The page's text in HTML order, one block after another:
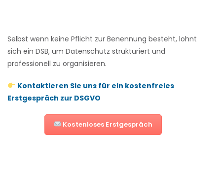
Selbst wenn keine Pflicht zur Benennung besteht, lohnt
sich ein DSB, um Datenschutz strukturiert und
professionell zu organisieren.
Kontaktieren Sie uns für ein kostenfreies
Erstgespräch zur DSGVO
Kostenloses Erstgespräch